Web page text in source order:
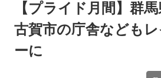
【プライド月間】群馬
古賀市の庁舎なども
ーに